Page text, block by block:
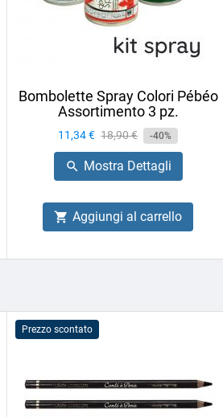
Bombolette Spray Colori Pébéo
Assortimento 3 pz.
Prezzo
11,34 € Prezzo
base
18,90 € -40%
 Mostra Dettagli
 Aggiungi al carrello
Prezzo scontato